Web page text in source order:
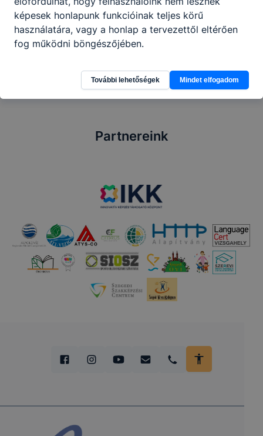
Megosztás
Partnereink
képesek honlapunk funkcióinak teljes körű
használatára, vagy a honlap a tervezettől eltérően
fog működni böngészőjében.
További lehetőségek Mindet elfogadom